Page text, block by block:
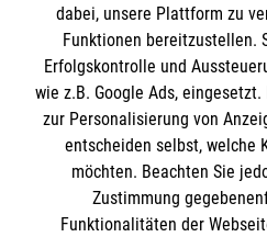
Mitarbeiten &
Wir Malteser
Kontakt
Presse und Medien
Transparenz
Impressum
Datenschutz
Malteser online
Malteserorden
Malteser Jugend
Malteser International
Spendenkonto
dabei, unsere Plattform zu
Funktionen bereitzustellen.
Erfolgskontrolle und
wie z.B. Google Ads,
zur Personalisierung von
entscheiden selbst, welche
möchten. Beachten Sie
Zustimmung
Funktionalitäten der